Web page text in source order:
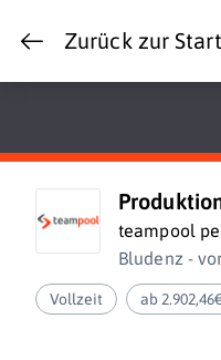
Zurück zur
teampool
Bludenz -
Vollzeit ab